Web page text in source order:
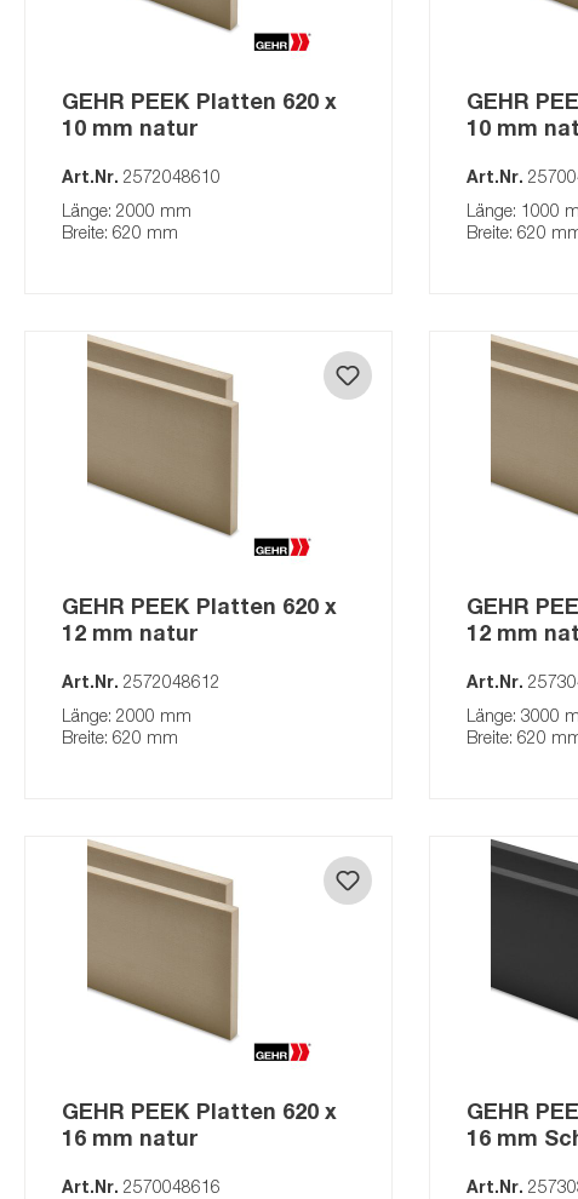
GEHR PEEK
GEHR PMMA
GEHR PA
GEHR PE
Kalandrierte Tafeln
Tafeln 2-seitig foliert
(kalandriert)
MEDI-GEHR
GEHR PEEK Platten 620 x
10 mm natur
Art.Nr. 2572048610
Länge: 2000 mm
Breite: 620 mm
GEHR
10 mm
Art.Nr.
Länge: 1000
Breite: 620
GEHR PEEK Platten 620 x
12 mm natur
Art.Nr. 2572048612
Länge: 2000 mm
Breite: 620 mm
GEHR
12 mm
Art.Nr.
Länge: 3000
Breite: 620
GEHR PEEK Platten 620 x
16 mm natur
Art.Nr. 2570048616
GEHR
16 mm
Art.Nr.